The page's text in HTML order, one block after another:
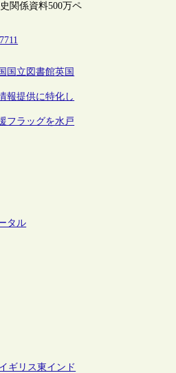
関係資料500万ペ
国立図書館英国
報提供に特化し
フラッグを水戸
タル
ギリス東インド